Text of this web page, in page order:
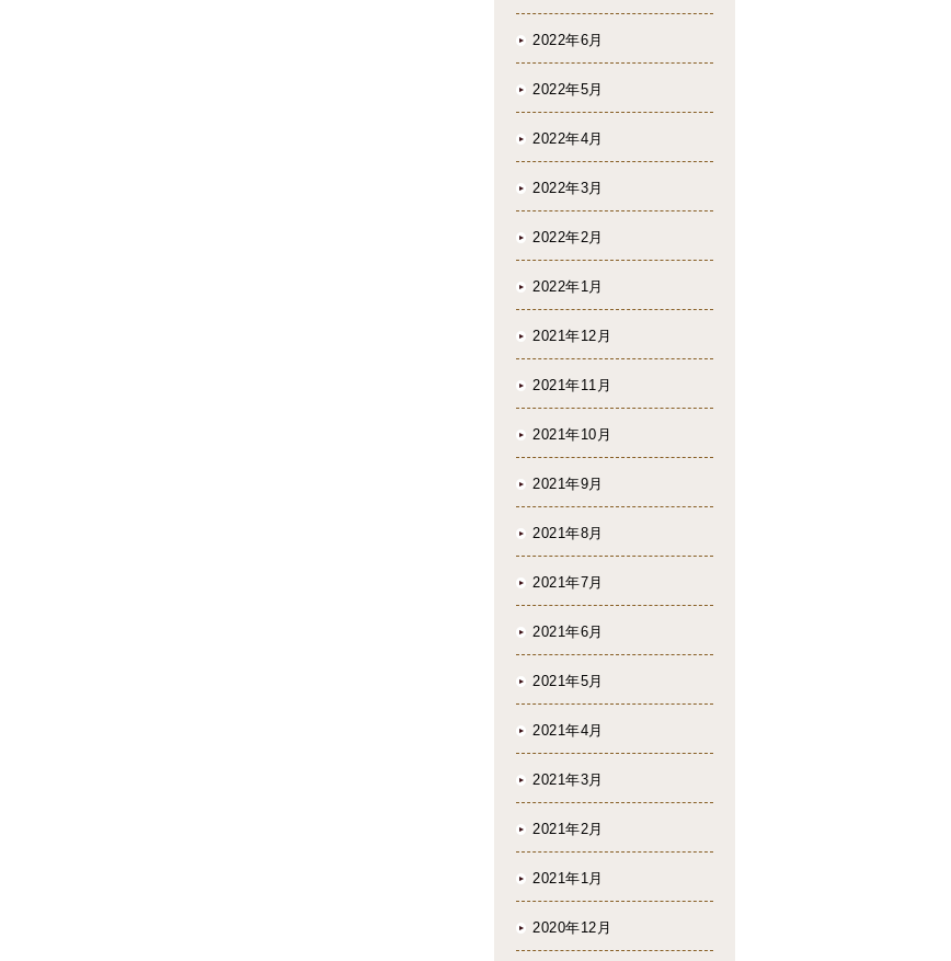
2022年6月
2022年5月
2022年4月
2022年3月
2022年2月
2022年1月
2021年12月
2021年11月
2021年10月
2021年9月
2021年8月
2021年7月
2021年6月
2021年5月
2021年4月
2021年3月
2021年2月
2021年1月
2020年12月